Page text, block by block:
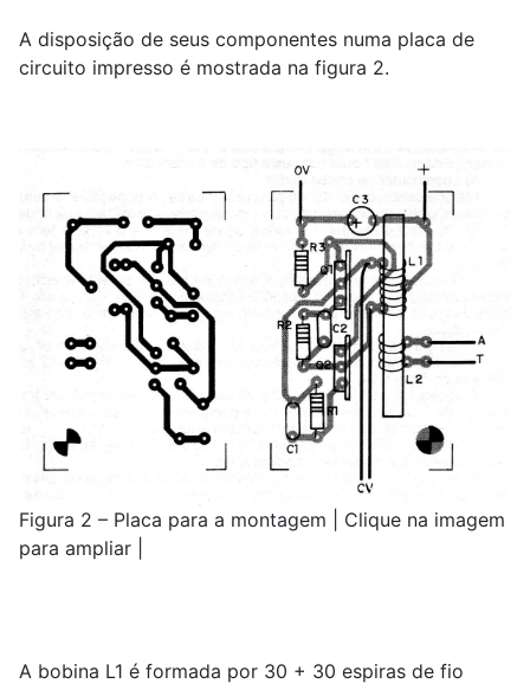
A disposição de seus componentes numa placa de
circuito impresso é mostrada na figura 2.
Figura 2 – Placa para a montagem | Clique na imagem
para ampliar |
A bobina L1 é formada por 30 + 30 espiras de fio